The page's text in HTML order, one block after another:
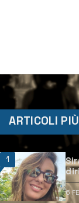
ARTICOLI
1
6